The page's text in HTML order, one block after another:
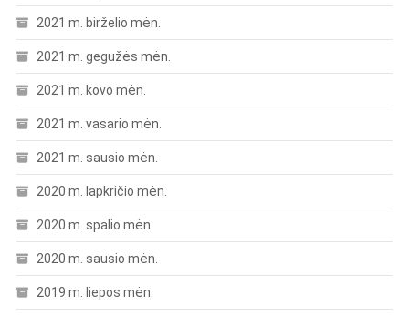
2021 m. birželio mėn.
2021 m. gegužės mėn.
2021 m. kovo mėn.
2021 m. vasario mėn.
2021 m. sausio mėn.
2020 m. lapkričio mėn.
2020 m. spalio mėn.
2020 m. sausio mėn.
2019 m. liepos mėn.